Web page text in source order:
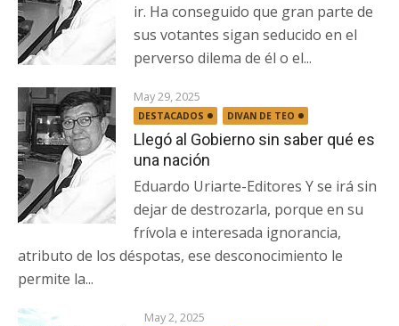
ir. Ha conseguido que gran parte de
sus votantes sigan seducido en el
perverso dilema de él o el...
May 29, 2025
DESTACADOS DIVAN DE TEO
Llegó al Gobierno sin saber qué es
una nación
Eduardo Uriarte-Editores Y se irá sin
dejar de destrozarla, porque en su
frívola e interesada ignorancia,
atributo de los déspotas, ese desconocimiento le
permite la...
May 2, 2025